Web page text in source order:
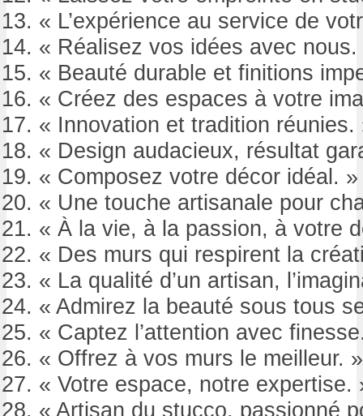
« L’expérience au service de
« Réalisez vos idées avec nous.
« Beauté durable et finitions
« Créez des espaces à votre
« Innovation et tradition réunies.
« Design audacieux, résultat
« Composez votre décor idéal. »
« Une touche artisanale pour
« À la vie, à la passion, à votre
« Des murs qui respirent la
« La qualité d’un artisan,
« Admirez la beauté sous tous
« Captez l’attention avec
« Offrez à vos murs le meilleur. »
« Votre espace, notre expertise.
« Artisan du stucco, passionné